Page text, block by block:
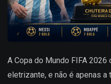
A Copa do Mundo FIFA 2026
eletrizante, e não é apenas a